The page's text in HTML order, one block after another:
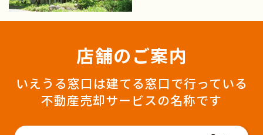
店舗のご案内
いえうる窓口は建てる窓口で行っている
不動産売却サービスの名称です